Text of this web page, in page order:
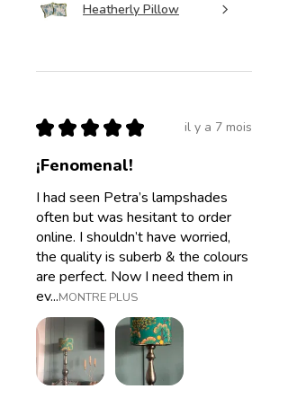
Heatherly Pillow
★ ★ ★ ★ ★ il y a 7 mois
¡Fenomenal!
I had seen Petra’s lampshades
often but was hesitant to order
online. I shouldn’t have worried,
the quality is suberb & the colours
are perfect. Now I need them in
ev...MONTRE PLUS